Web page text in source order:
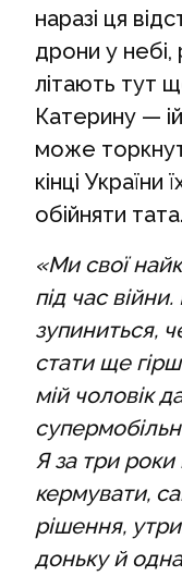
наразі ця
дрони у небі,
літають тут
Катерину —
може
кінці
обійняти тата.
«Ми свої
під час
зупиниться,
стати ще
мій чоловік
Я за три
кермувати,
рішення,
доньку й